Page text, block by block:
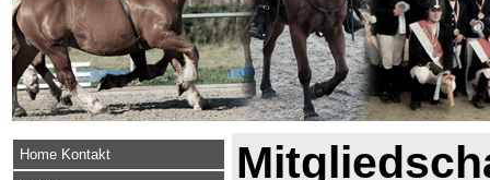
Home Kontakt